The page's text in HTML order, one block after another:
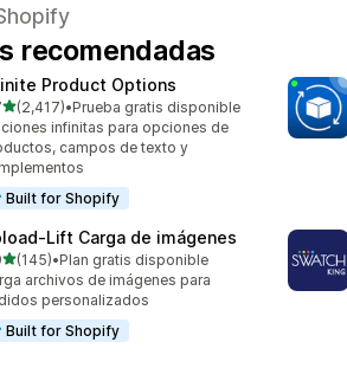
recomendadas
Product Options
de 5 estrellas
(2,417)
reseñas en total
•Prueba gratis disponible
infinitas para opciones de
campos de texto y
Built for Shopify
Carga de imágenes
de 5 estrellas
(145)
reseñas en total
•Plan gratis disponible
archivos de imágenes para
personalizados
Built for Shopify